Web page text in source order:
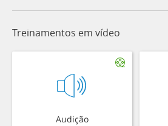
Treinamentos em vídeo
Audição